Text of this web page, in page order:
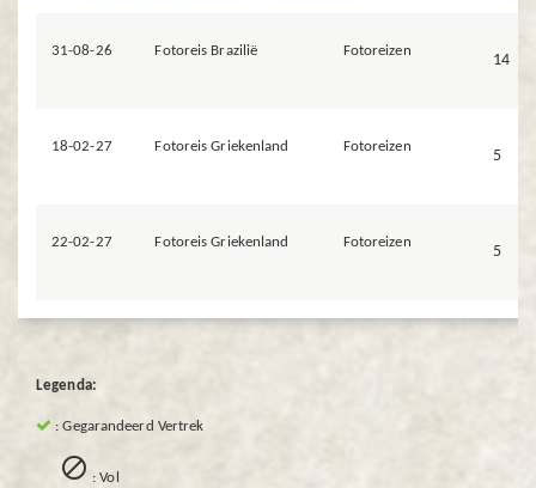
31-08-26 Fotoreis Brazilië Fotoreizen 14
18-02-27 Fotoreis Griekenland Fotoreizen 5
22-02-27 Fotoreis Griekenland Fotoreizen 5
Legenda:
: Gegarandeerd Vertrek
 : Vol